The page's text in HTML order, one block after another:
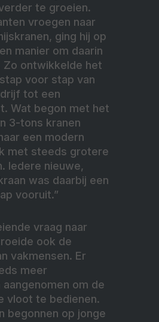
te groeien.
vroegen naar
ging hij op
manier om daarin
Zo ontwikkelde het
voor stap van
tot een
Wat begon met het
3-tons kranen
een modern
met steeds grotere
Iedere nieuwe,
was daarbij een
vooruit.”
vraag naar
ook de
vakmensen. Er
meer
aangenomen om de
vloot te bedienen.
begonnen op jonge